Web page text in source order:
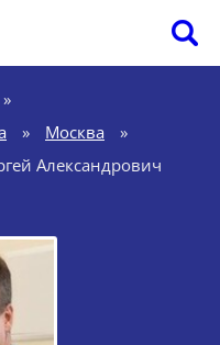
»
» Москва
»
Александрович